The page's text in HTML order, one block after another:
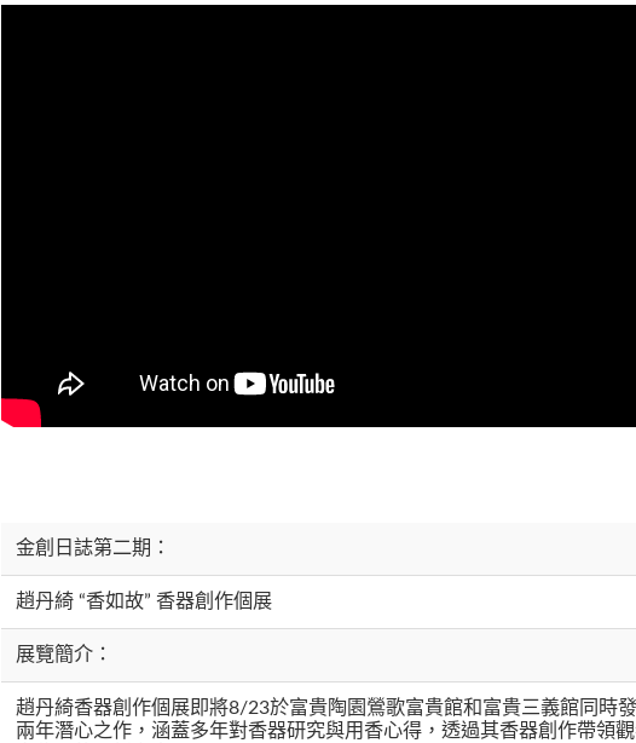
金創日誌第二期：
趙丹綺 “香如故” 香器創作個展
展覽簡介：
趙丹綺香器創作個展即將8/23於富貴陶園鶯歌富貴館和富貴三義館同時
兩年潛心之作，涵蓋多年對香器研究與用香心得，透過其香器創作帶領